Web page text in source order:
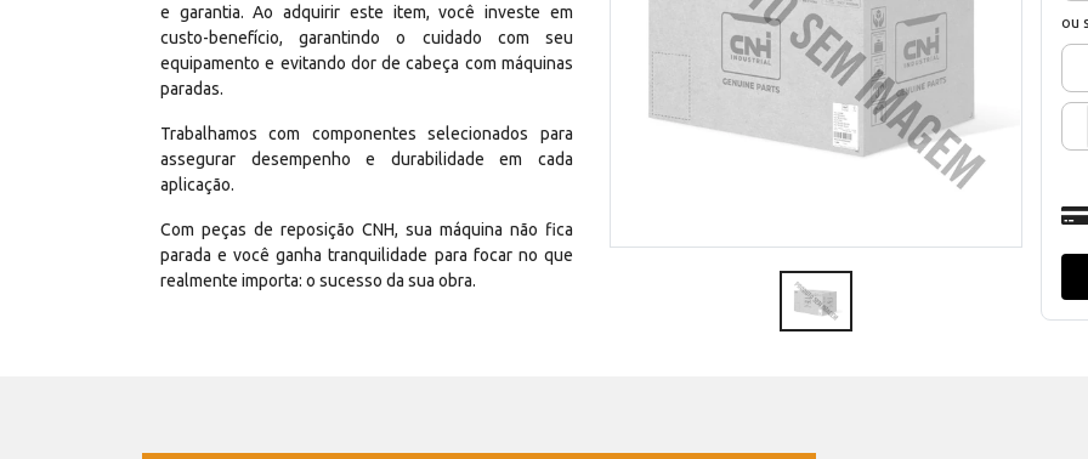
e garantia. Ao adquirir este item, você investe em
custo-benefício, garantindo o cuidado com seu
equipamento e evitando dor de cabeça com máquinas
paradas.
Trabalhamos com componentes selecionados para
assegurar desempenho e durabilidade em cada
aplicação.
Com peças de reposição CNH, sua máquina não fica
parada e você ganha tranquilidade para focar no que
realmente importa: o sucesso da sua obra.
ou